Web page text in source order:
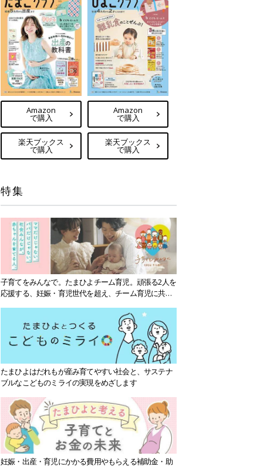
Amazon
で購入
楽天ブックス
で購入
Amazon
で購入
楽天ブックス
で購入
特集
子育てをみんなで。たまひよチーム育児。頑張る2人を
応援する、妊娠・育児世代を超え、チーム育児に共感
たまひよはだれもが産み育てやすい社会と、サステナ
ブルなこどものミライの実現をめざします
妊娠・出産・育児にかかる費用やもらえる補助金・助